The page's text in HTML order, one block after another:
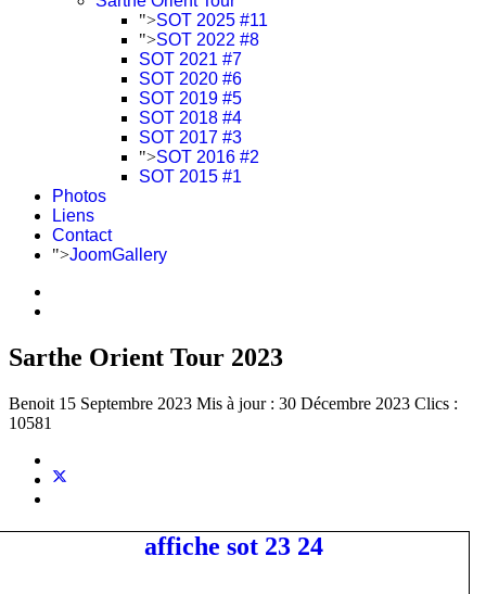
">SOT 2025 #11
">SOT 2022 #8
SOT 2021 #7
SOT 2020 #6
SOT 2019 #5
SOT 2018 #4
SOT 2017 #3
">SOT 2016 #2
SOT 2015 #1
Photos
Liens
Contact
">JoomGallery
Sarthe Orient Tour 2023
Benoit 15 Septembre 2023 Mis à jour : 30 Décembre 2023 Clics :
10581